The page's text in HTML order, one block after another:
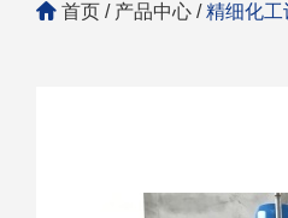
首页 / 产品中心 /精细化工